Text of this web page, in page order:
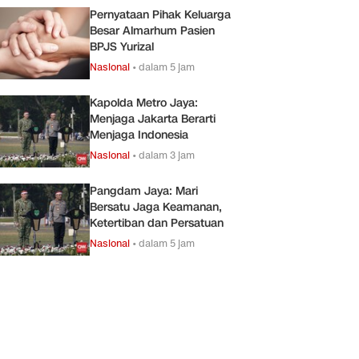
Pernyataan Pihak Keluarga
Besar Almarhum Pasien
BPJS Yurizal
Nasional •dalam 5 jam
Kapolda Metro Jaya:
Menjaga Jakarta Berarti
Menjaga Indonesia
Nasional •dalam 3 jam
Pangdam Jaya: Mari
Bersatu Jaga Keamanan,
Ketertiban dan Persatuan
Nasional •dalam 5 jam